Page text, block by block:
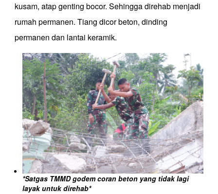
kusam, atapgenting bocor. Sehingga direhab menjadi
rumah permanen. Tiang dicor beton, dinding
permanen dan lantai keramik.
*Satgas TMMD godem coran beton yang tidak lagi
layak untuk direhab*